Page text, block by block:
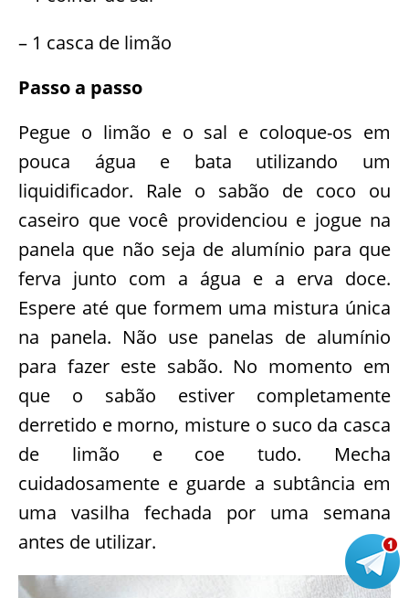
– 1 casca de limão
Passo a passo
Pegue o limão e o sal e coloque-os em
pouca água e bata utilizando um
liquidificador. Rale o sabão de coco ou
caseiro que você providenciou e jogue na
panela que não seja de alumínio para que
ferva junto com a água e a erva doce.
Espere até que formem uma mistura única
na panela. Não use panelas de alumínio
para fazer este sabão. No momento em
que o sabão estiver completamente
derretido e morno, misture o suco da casca
de limão e coe tudo. Mecha
cuidadosamente e guarde a subtância em
uma vasilha fechada por uma semana
antes de utilizar.